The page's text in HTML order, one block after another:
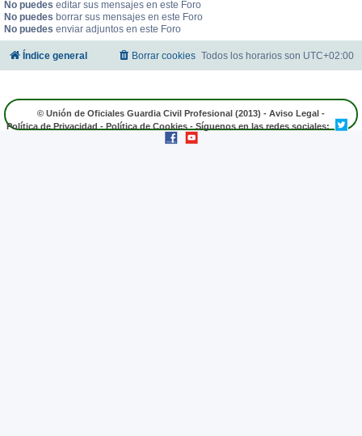
No puedes editar sus mensajes en este Foro
No puedes borrar sus mensajes en este Foro
No puedes enviar adjuntos en este Foro
Índice general Todos los horarios son UTC+02:00
Borrar cookies
© Unión de Oficiales Guardia Civil Profesional (2013) - Aviso Legal -
Política de Privacidad - Política de Cookies - Síguenos en las redes sociales: